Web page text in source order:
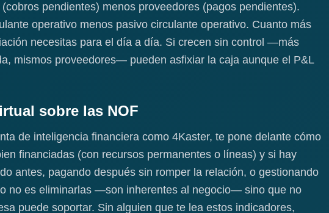
pendientes) menos proveedores (pagos pendientes).
operativo menos pasivo circulante operativo. Cuanto más
necesitas para el día a día. Si crecen sin control —más
mismos proveedores— pueden asfixiar la caja aunque el P&L
sobre las NOF
de inteligencia financiera como 4Kaster, te pone delante cómo
financiadas (con recursos permanentes o líneas) y si hay
antes, pagando después sin romper la relación, o gestionando
no es eliminarlas —son inherentes al negocio— sino que no
puede soportar. Sin alguien que te lea estos indicadores,